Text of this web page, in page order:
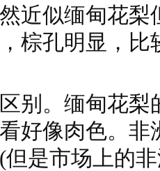
近似缅甸花梨
棕孔明显，比
。缅甸花梨
好像肉色。非
是市场上的